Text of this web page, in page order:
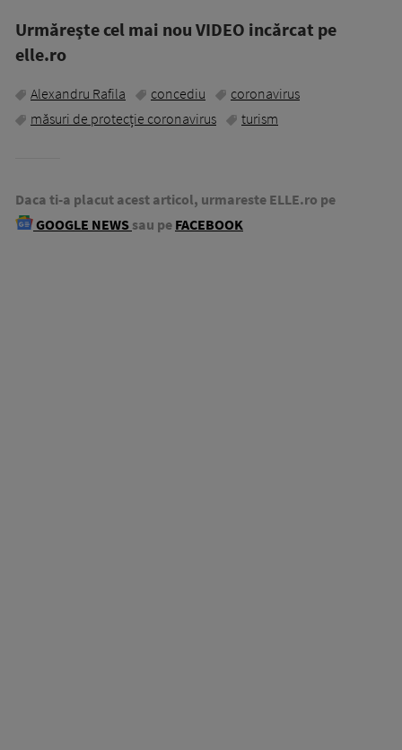
Urmăreşte cel mai nou VIDEO incărcat pe
elle.ro
Alexandru Rafila concediu
coronavirus
măsuri de protecție coronavirus
turism
Daca ti-a placut acest articol, urmareste ELLE.ro pe
GOOGLE NEWS sau pe FACEBOOK